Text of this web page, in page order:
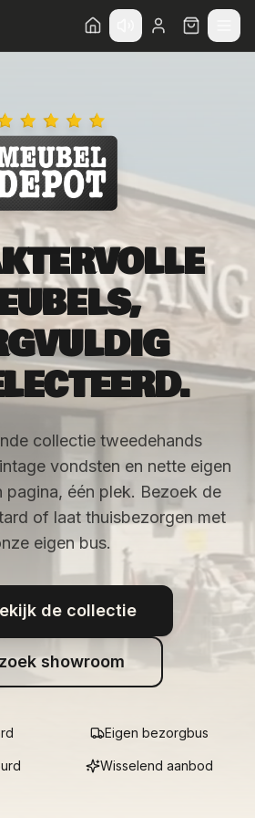
collectie tweedehands
vondsten en nette eigen
één plek. Bezoek de
of laat thuisbezorgen met
eigen bus.
de collectie
showroom
Eigen bezorgbus
Wisselend aanbod